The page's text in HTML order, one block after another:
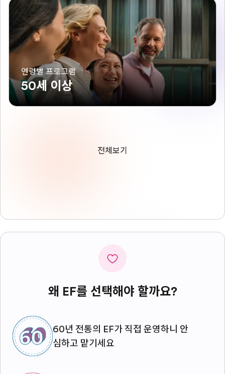
연령별 프로그램
50세 이상
전체보기
왜 EF를 선택해야 할까요?
60년 전통의 EF가 직접 운영하니 안
심하고 맡기세요